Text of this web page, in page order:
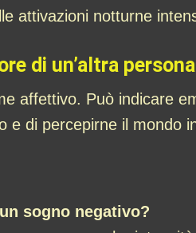
attivazioni notturne
di un’altra persona
affettivo. Può indicare
e di percepirne il mondo
sogno negativo?